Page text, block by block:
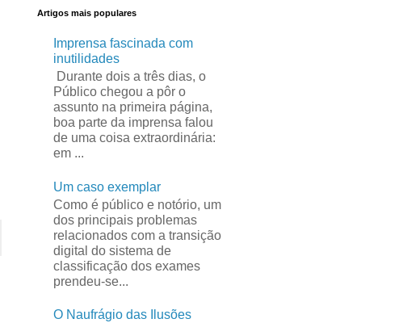
Artigos mais populares
Imprensa fascinada com
inutilidades
Durante dois a três dias, o
Público chegou a pôr o
assunto na primeira página,
boa parte da imprensa falou
de uma coisa extraordinária:
em ...
Um caso exemplar
Como é público e notório, um
dos principais problemas
relacionados com a transição
digital do sistema de
classificação dos exames
prendeu-se...
O Naufrágio das Ilusões